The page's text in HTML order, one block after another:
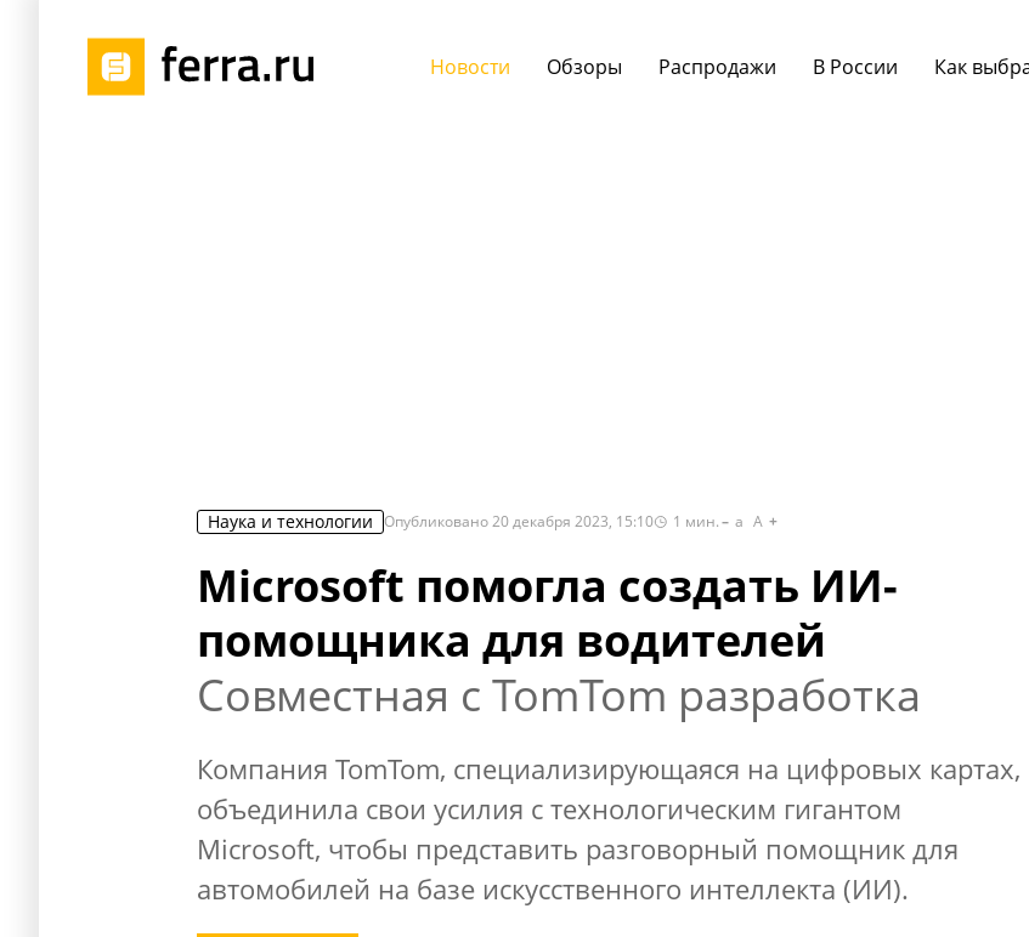
Новости Обзоры Распродажи В России Как
Наука и технологии Опубликовано20 декабря 2023, 15:10 1 мин. a A
Microsoft помогла создать ИИ-
помощника для водителей
Совместная с TomTom разработка
Компания TomTom, специализирующаяся на цифровых картах,
объединила свои усилия с технологическим гигантом
Microsoft, чтобы представить разговорный помощник для
автомобилей на базе искусственного интеллекта (ИИ).